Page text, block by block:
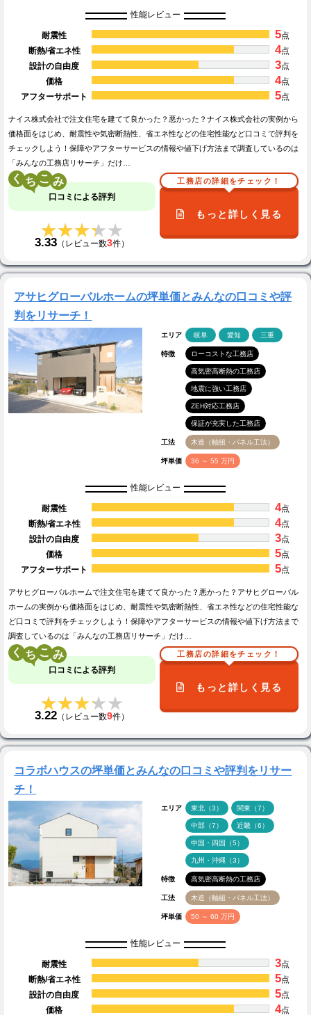
性能レビュー
耐震性 5点
断熱/省エネ性
4点
設計の自由度
3点
価格
4点
アフターサポート
5点
ナイス株式会社で注文住宅を建てて良かった？悪かった？ナイス株式会社の実例から
価格面をはじめ、耐震性や気密断熱性、省エネ性などの住宅性能など口コミで評判を
チェックしよう！保障やアフターサービスの情報や値下げ方法まで調査しているのは
「みんなの工務店リサーチ」だけ…
く こ
口コミによる評判
★★★★★
★★★★★
3.33 （レビュー数3件）
工務店の詳細をチェック！
もっと詳しく見る
アサヒグローバルホームの坪単価とみんなの口コミや評
判をリサーチ！
エリア 岐阜 愛知 三重
特徴 ローコストな工務店
高気密高断熱の工務店
地震に強い工務店
ZEH対応工務店
保証が充実した工務店
工法 木造（軸組・パネル工法）
坪単価 36 ～ 55 万円
性能レビュー
耐震性 4点
断熱/省エネ性
4点
設計の自由度
3点
価格
5点
アフターサポート
5点
アサヒグローバルホームで注文住宅を建てて良かった？悪かった？アサヒグローバル
ホームの実例から価格面をはじめ、耐震性や気密断熱性、省エネ性などの住宅性能な
ど口コミで評判をチェックしよう！保障やアフターサービスの情報や値下げ方法まで
調査しているのは「みんなの工務店リサーチ」だけ…
く こ
口コミによる評判
★★★★★
★★★★★
3.22 （レビュー数9件）
工務店の詳細をチェック！
もっと詳しく見る
コラボハウスの坪単価とみんなの口コミや評判をリサー
チ！
エリア 東北（3） 関東（7）
中部（7） 近畿（6）
中国・四国（5）
九州・沖縄（3）
特徴 高気密高断熱の工務店
工法 木造（軸組・パネル工法）
坪単価 50 ～ 60 万円
性能レビュー
耐震性 3点
断熱/省エネ性
5点
設計の自由度
5点
価格
4点